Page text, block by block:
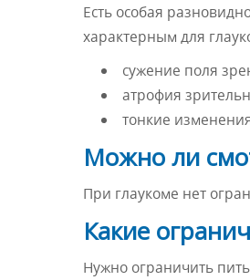
Есть особая
характерным для
сужение поля
атрофия
тонкие
Можно ли
При глаукоме нет
Какие
Нужно ограничить